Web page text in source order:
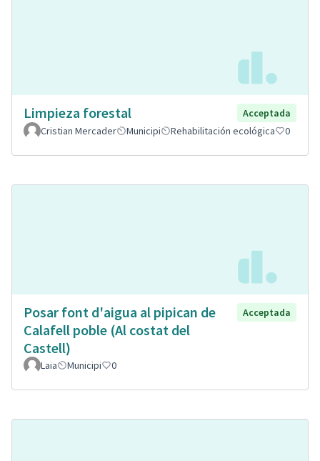
Limpieza forestal
Acceptada
Cristian Mercader
Municipi Rehabilitación ecológica 0
Posar font d'aigua al pipican de
Calafell poble (Al costat del
Castell)
Acceptada
Laia Municipi 0